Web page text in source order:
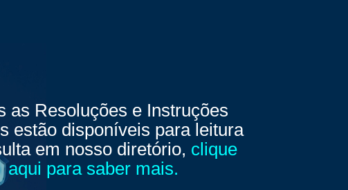
as Resoluções e Instruções
estão disponíveis para leitura
em nosso diretório, clique
aqui para saber mais.